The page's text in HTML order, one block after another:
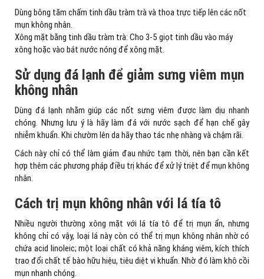
Dùng bông tăm chấm tinh dầu tràm trà và thoa trực tiếp lên các nốt
mụn không nhân.
Xông mặt bằng tinh dầu tràm trà: Cho 3-5 giọt tinh dầu vào máy
xông hoặc vào bát nước nóng để xông mặt.
Sử dụng đá lạnh để giảm sưng viêm mụn
không nhân
Dùng đá lạnh nhằm giúp các nốt sưng viêm được làm dịu nhanh
chóng. Nhưng lưu ý là hãy làm đá với nước sạch để hạn chế gây
nhiễm khuẩn. Khi chườm lên da hãy thao tác nhẹ nhàng và chậm rãi.
Cách này chỉ có thể làm giảm đau nhức tạm thời, nên bạn cần kết
hợp thêm các phương pháp điều trị khác để xử lý triệt để mụn không
nhân.
Cách trị mụn không nhân với lá tía tô
Nhiều người thường xông mặt với lá tía tô để trị mụn ẩn, nhưng
không chỉ có vậy, loại lá này còn có thể trị mụn không nhân nhờ có
chứa acid linoleic; một loại chất có khả năng kháng viêm, kích thích
trao đổi chất tế bào hữu hiệu, tiêu diệt vi khuẩn. Nhờ đó làm khô cồi
mụn nhanh chóng.